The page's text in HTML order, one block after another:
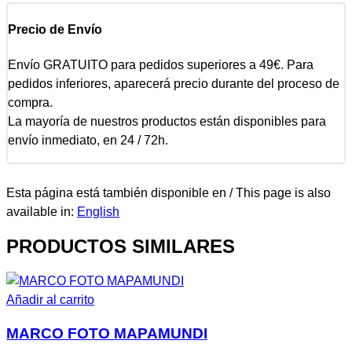
Precio de Envío
Envío GRATUITO para pedidos superiores a 49€. Para
pedidos inferiores, aparecerá precio durante del proceso de
compra.
La mayoría de nuestros productos están disponibles para
envío inmediato, en 24 / 72h.
Esta página está también disponible en / This page is also
available in: English
PRODUCTOS SIMILARES
Añadir al carrito
MARCO FOTO MAPAMUNDI